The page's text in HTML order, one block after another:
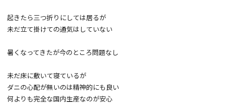
起きたら三つ折りにしては居るが
未だ立て掛けての通気はしていない
暑くなってきたが今のところ問題なし
未だ床に敷いて寝ているが
ダニの心配が無いのは精神的にも良い
何よりも完全な国内生産なのが安心